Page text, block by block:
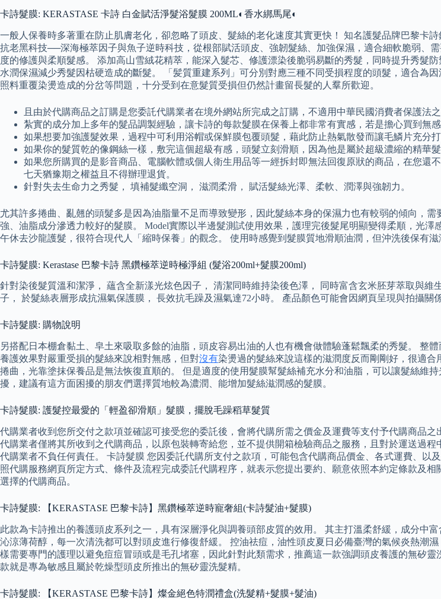
卡詩髮膜: KERASTASE 卡詩 白金賦活淨髮浴髮膜 200ML◐香水綁馬尾◐
一般人保養時多著重在防止肌膚老化，卻忽略了頭皮、髮絲的老化速度其實更快！ 知名護髮品牌巴黎卡
抗老黑科技──深海極萃因子與魚子逆時科技，從根部賦活頭皮、強韌髮絲、加強保濕，適合細軟脆弱、
度的修護與柔順髮感。 添加高山雪絨花精萃，能深入髮芯、修護漂染後脆弱易斷的秀髮，同時提升秀髮
水潤保濕減少秀髮因枯硬造成的斷髮。 「髪質重建系列」可分別對應三種不同受損程度的頭髮，適合為
照料重覆染燙造成的分岔等問題，十分受到在意髮質受損但仍然計畫留長髮的人羣所歡迎。
且由於代購商品之訂購是您委託代購業者在境外網站所完成之訂購，不適用中華民國消費者保護法
紮實的成分加上多年的髮品調製經驗，讓卡詩的每款髮膜在保養上都非常有實感，若是擔心買到無
如果想要加強護髮效果，過程中可利用浴帽或保鮮膜包覆頭髮，藉此防止熱氣散發而讓毛鱗片充分打
如果你的髮質乾的像鋼絲一樣，敷完這個超級有感，頭髮立刻滑順，因為他是屬於超級濃縮的精華
如果您所購買的是影音商品、電腦軟體或個人衛生用品等一經拆封即無法回復原狀的商品，在您
七天猶豫期之權益且不得辦理退貨。
針對失去生命力之秀髮， 填補髮纖空洞， 滋潤柔滑， 賦活髮絲光澤、柔軟、潤澤與強韌力。
尤其許多捲曲、亂翹的頭髮多是因為油脂量不足而導致變形，因此髮絲本身的保濕力也有較弱的傾向，
強、油脂成分滲透力較好的髮膜。 Model實際以半邊髮測試使用效果，護理完後髮尾明顯變得柔順，光
午休去沙龍護髮，很符合現代人「縮時保養」的觀念。 使用時感覺到髮膜質地滑順油潤，但沖洗後保有
卡詩髮膜: Kerastase 巴黎卡詩 黑鑽極萃逆時極淨組 (髮浴200ml+髮膜200ml)
針對染後髮質溫和潔淨， 蘊含全新漾光炫色因子， 清潔同時維持染後色澤， 同時富含玄米胚芽萃取與
子， 於髮絲表層形成抗濕氣保護膜， 長效抗毛躁及濕氣達72小時。 產品顏色可能會因網頁呈現與拍攝
卡詩髮膜: 購物說明
另搭配日本棚倉黏土、皁土來吸取多餘的油脂，頭皮容易出油的人也有機會做體驗蓬鬆飄柔的秀髮。 整
養護效果對嚴重受損的髮絲來說相對無感，但對沒有染燙過的髮絲來說這樣的滋潤度反而剛剛好，很適
捲曲，光靠塗抹保養品是無法恢復直順的。 但是適度的使用髮膜幫髮絲補充水分和油脂，可以讓髮絲維
擾，建議有這方面困擾的朋友們選擇質地較為濃潤、能增加髮絲滋潤感的髮膜。
卡詩髮膜: 護髮控最愛的「輕盈卻滑順」髮膜，擺脫毛躁稻草髮質
代購業者收到您所交付之款項並確認可接受您的委託後，會將代購所需之價金及運費等支付予代購商品
代購業者僅將其所收到之代購商品，以原包裝轉寄給您，並不提供開箱檢驗商品之服務，且對於運送過
代購業者不負任何責任。 卡詩髮膜 您因委託代購所支付之款項，可能包含代購商品價金、各式運費、
照代購服務網頁所定方式、條件及流程完成委託代購程序，就表示您提出要約、願意依照本約定條款及
選擇的代購商品。
卡詩髮膜: 【KERASTASE 巴黎卡詩】黑鑽極萃逆時寵奢組(卡詩髮油+髮膜)
此款為卡詩推出的養護頭皮系列之一，具有深層淨化與調養頭部皮質的效用。 其主打溫柔舒緩，成分中
沁涼薄荷醇，每一次清洗都可以對頭皮進行修復舒緩。 控油祛痘，油性頭皮夏日必備臺灣的氣候炎熱潮
樣需要專門的護理以避免痘痘冒頭或是毛孔堵塞，因此針對此類需求，推薦這一款強調頭皮養護的無矽
款就是專為敏感且屬於乾燥型頭皮所推出的無矽靈洗髮精。
卡詩髮膜: 【KERASTASE 巴黎卡詩】燦金絕色特潤禮盒(洗髮精+髮膜+髮油)